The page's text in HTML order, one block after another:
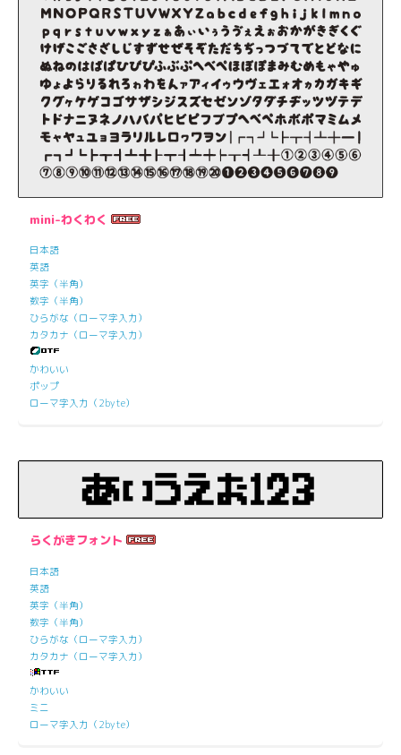
mini-わくわく
日本語
英語
英字（半角）
数字（半角）
ひらがな（ローマ字入力）
カタカナ（ローマ字入力）
かわいい
ポップ
ローマ字入力（2byte）
らくがきフォント
日本語
英語
英字（半角）
数字（半角）
ひらがな（ローマ字入力）
カタカナ（ローマ字入力）
かわいい
ミニ
ローマ字入力（2byte）